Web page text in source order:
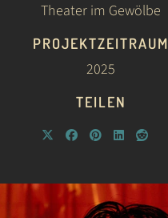
Theater im Gewölbe
PROJEKTZEITRAUM
2025
TEILEN